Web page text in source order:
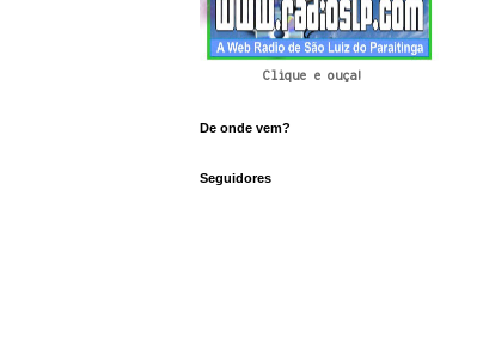
Clique e ouça!
De onde vem?
Seguidores